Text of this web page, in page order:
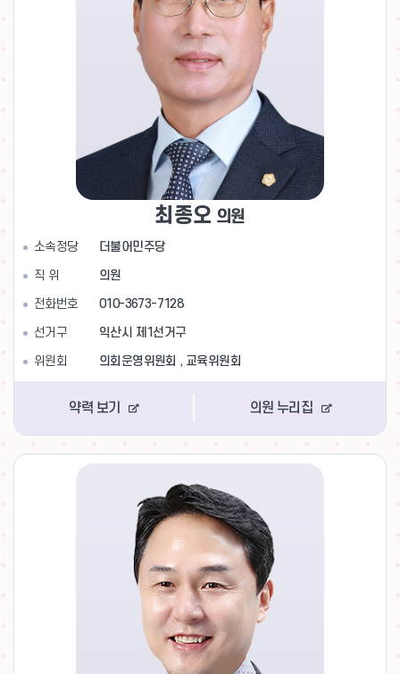
최종오 의원
소속정당 더불어민주당
직 위 의원
전화번호 010-3673-7128
선거구 익산시 제1선거구
위원회 의회운영위원회 , 교육위원회
약력 보기 의원 누리집